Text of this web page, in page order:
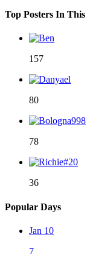
Top Posters In
157
80
78
36
Popular Days
Jan 10
7